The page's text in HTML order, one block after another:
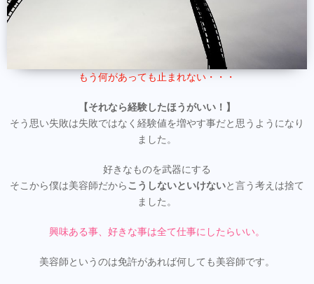
もう何があっても止まれない・・・
【それなら経験したほうがいい！】
そう思い失敗は失敗ではなく経験値を増やす事だと思うようになり
ました。
好きなものを武器にする
そこから僕は美容師だからこうしないといけないと言う考えは捨て
ました。
興味ある事、好きな事は全て仕事にしたらいい。
美容師というのは免許があれば何しても美容師です。